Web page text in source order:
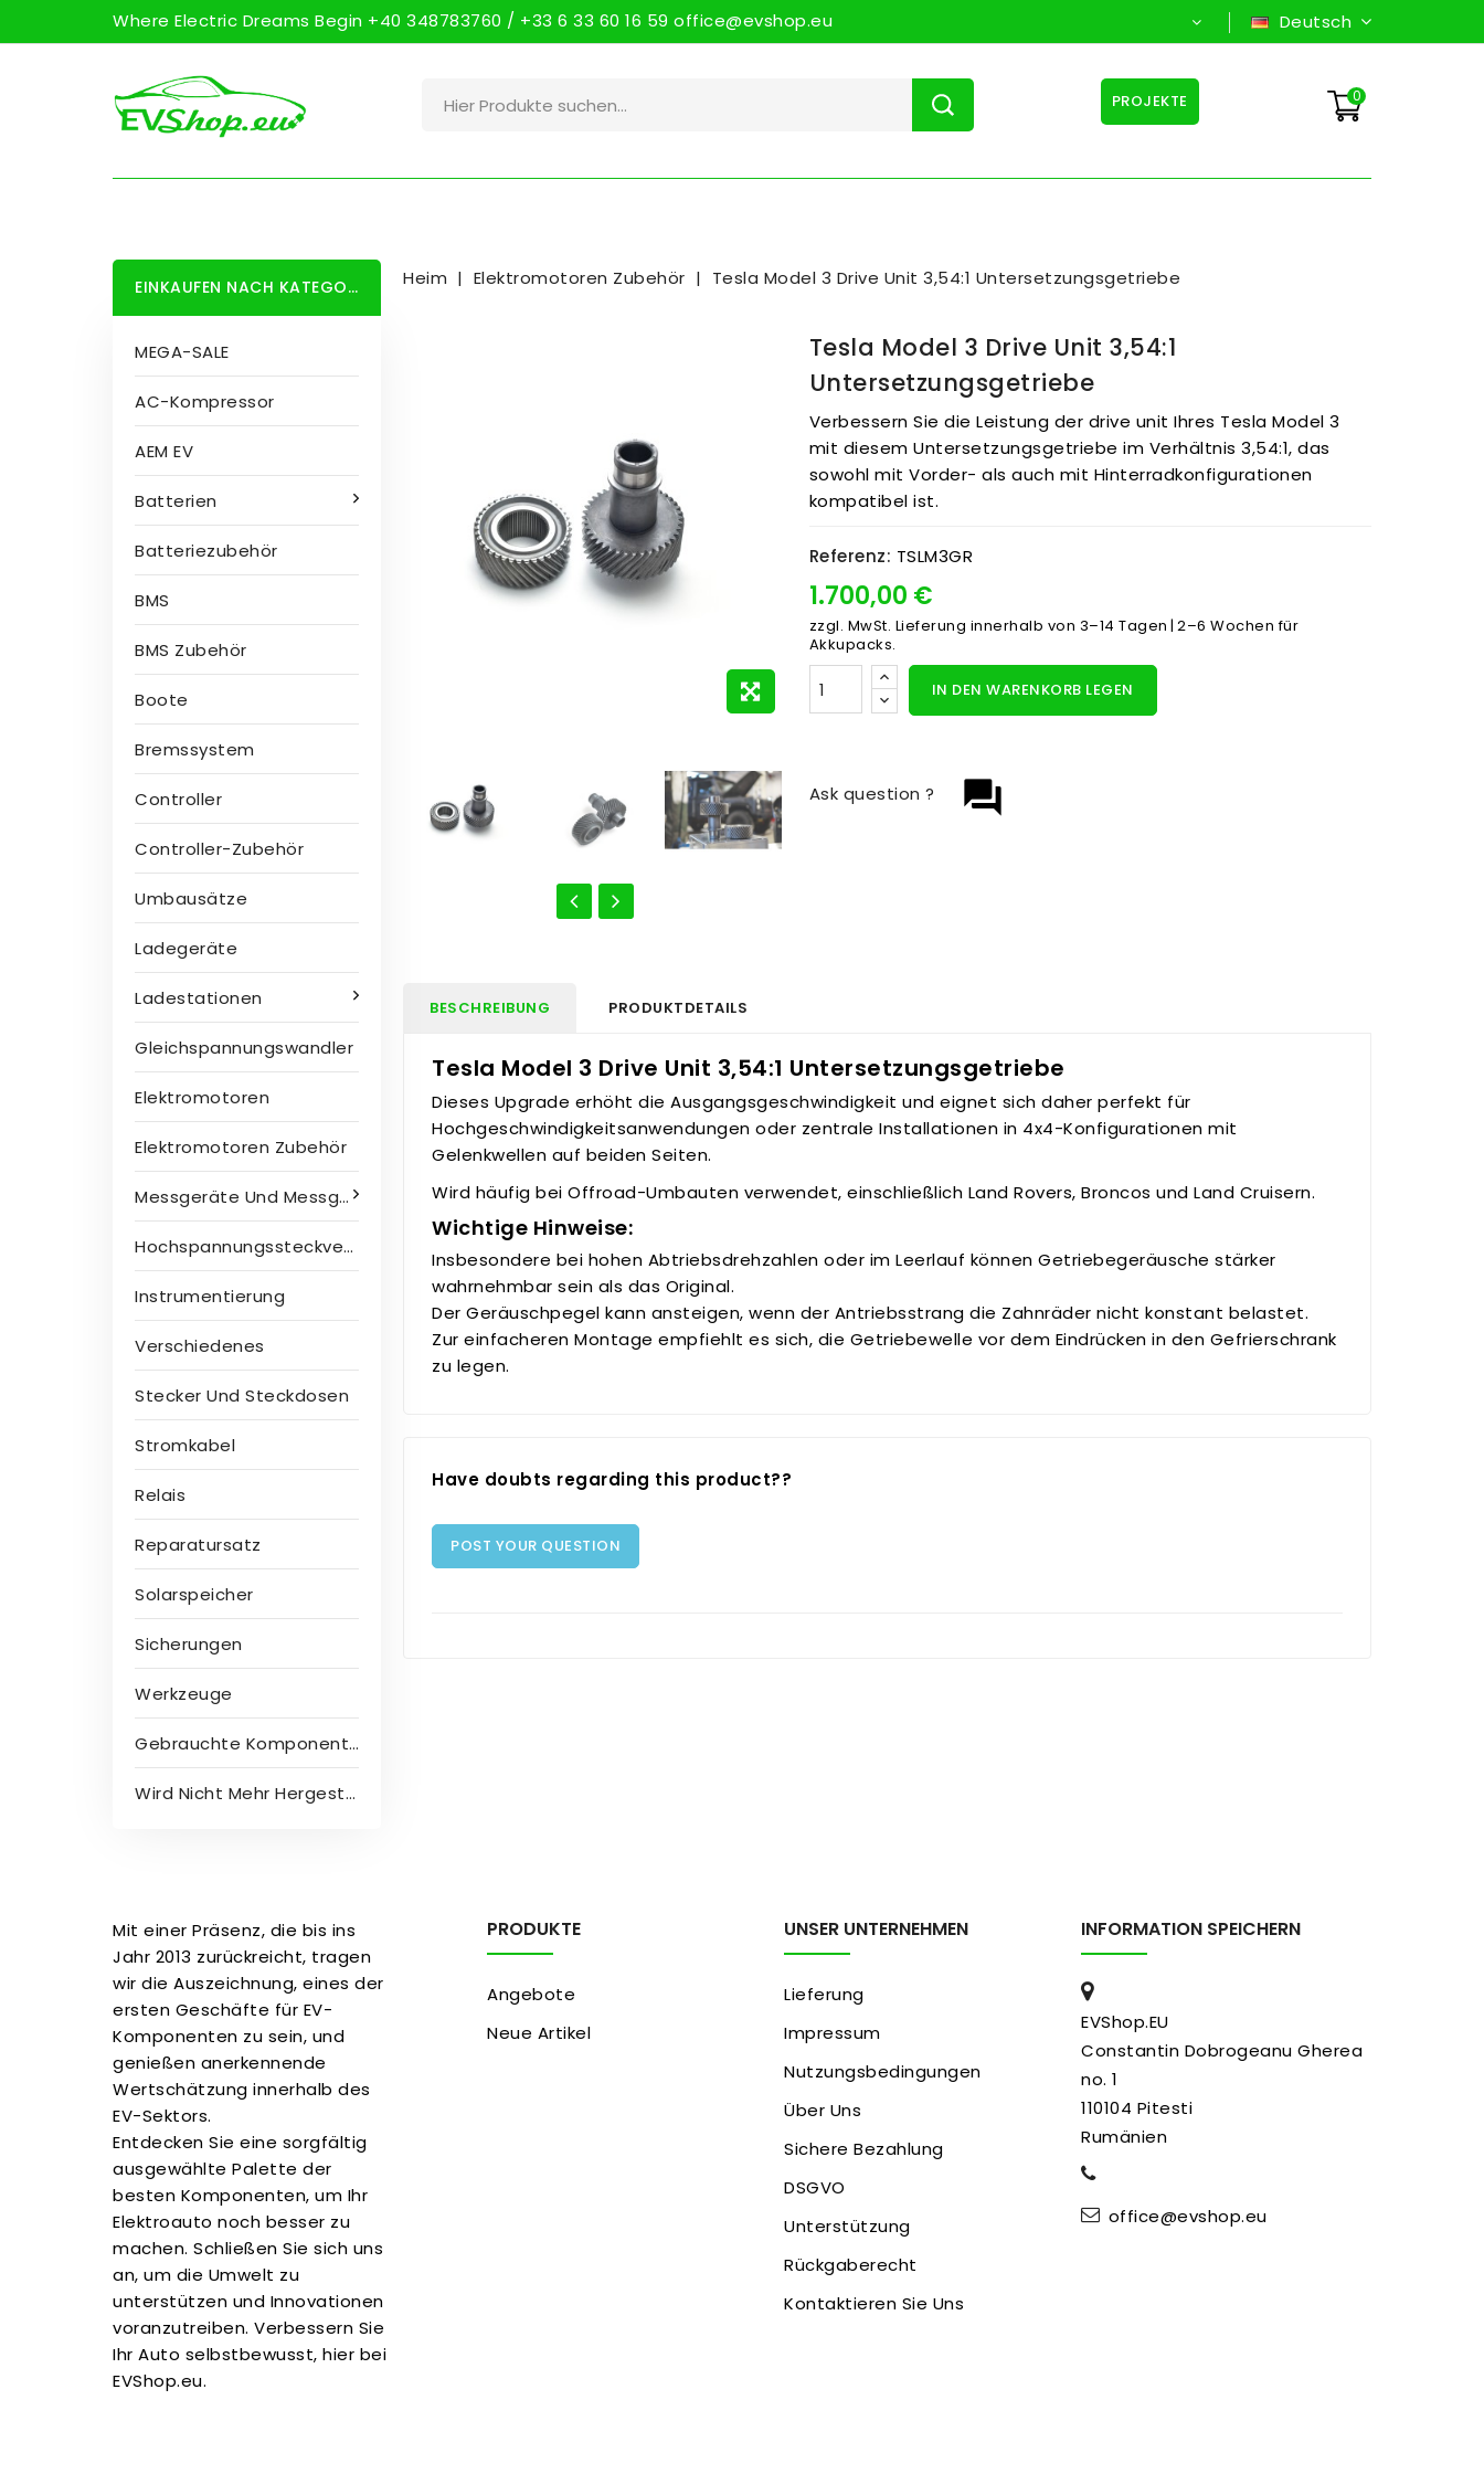
Where Electric Dreams Begin +40 348783760 / +33 6 33 60 16 59 office@evshop.eu Deutsch
0
PROJEKTE
EINKAUFEN NACH KATEGORIE
MEGA-SALE
AC-Kompressor
AEM EV
Batterien
Batteriezubehör
BMS
BMS Zubehör
Boote
Bremssystem
Controller
Controller-Zubehör
Umbausätze
Ladegeräte
Ladestationen
Gleichspannungswandler
Elektromotoren
Elektromotoren Zubehör
Messgeräte Und Messgeräte
Hochspannungssteckverbinder
Instrumentierung
Verschiedenes
Stecker Und Steckdosen
Stromkabel
Relais
Reparatursatz
Solarspeicher
Sicherungen
Werkzeuge
Gebrauchte Komponenten
Wird Nicht Mehr Hergestellt
Heim Elektromotoren Zubehör Tesla Model 3 Drive Unit 3,54:1 Untersetzungsgetriebe
Tesla Model 3 Drive Unit 3,54:1
Untersetzungsgetriebe
Verbessern Sie die Leistung der drive unit Ihres Tesla Model 3
mit diesem Untersetzungsgetriebe im Verhältnis 3,54:1, das
sowohl mit Vorder- als auch mit Hinterradkonfigurationen
kompatibel ist.
Referenz: TSLM3GR
1.700,00 €
zzgl. MwSt. Lieferung innerhalb von 3–14 Tagen | 2–6 Wochen für
Akkupacks.
IN DEN WARENKORB LEGEN
question_answer
Ask question ?
BESCHREIBUNG PRODUKTDETAILS
Tesla Model 3 Drive Unit 3,54:1 Untersetzungsgetriebe
Dieses Upgrade erhöht die Ausgangsgeschwindigkeit und eignet sich daher perfekt für
Hochgeschwindigkeitsanwendungen oder zentrale Installationen in 4x4-Konfigurationen mit
Gelenkwellen auf beiden Seiten.
Wird häufig bei Offroad-Umbauten verwendet, einschließlich Land Rovers, Broncos und Land Cruisern.
Wichtige Hinweise:
Insbesondere bei hohen Abtriebsdrehzahlen oder im Leerlauf können Getriebegeräusche stärker
wahrnehmbar sein als das Original.
Der Geräuschpegel kann ansteigen, wenn der Antriebsstrang die Zahnräder nicht konstant belastet.
Zur einfacheren Montage empfiehlt es sich, die Getriebewelle vor dem Eindrücken in den Gefrierschrank
zu legen.
Have doubts regarding this product??
POST YOUR QUESTION
Mit einer Präsenz, die bis ins
Jahr 2013 zurückreicht, tragen
wir die Auszeichnung, eines der
ersten Geschäfte für EV-
Komponenten zu sein, und
genießen anerkennende
Wertschätzung innerhalb des
EV-Sektors.
Entdecken Sie eine sorgfältig
ausgewählte Palette der
besten Komponenten, um Ihr
Elektroauto noch besser zu
machen. Schließen Sie sich uns
an, um die Umwelt zu
unterstützen und Innovationen
voranzutreiben. Verbessern Sie
Ihr Auto selbstbewusst, hier bei
EVShop.eu.
PRODUKTE
Angebote
Neue Artikel
UNSER UNTERNEHMEN
Lieferung
Impressum
Nutzungsbedingungen
Über Uns
Sichere Bezahlung
DSGVO
Unterstützung
Rückgaberecht
Kontaktieren Sie Uns
INFORMATION SPEICHERN
EVShop.EU
Constantin Dobrogeanu Gherea
no. 1
110104 Pitesti
Rumänien
office@evshop.eu